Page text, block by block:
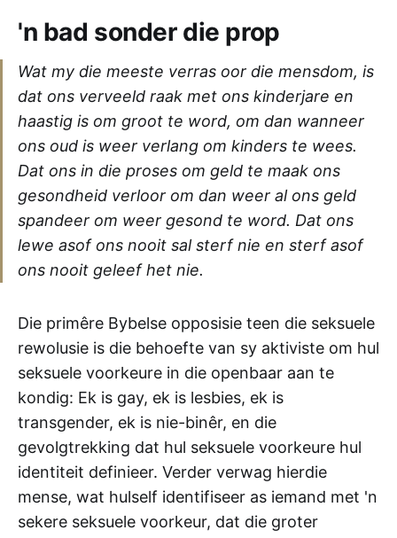
'n bad sonder die prop
Wat my die meeste verras oor die mensdom, is
dat ons verveeld raak met ons kinderjare en
haastig is om groot te word, om dan wanneer
ons oud is weer verlang om kinders te wees.
Dat ons in die proses om geld te maak ons
gesondheid verloor om dan weer al ons geld
spandeer om weer gesond te word. Dat ons
lewe asof ons nooit sal sterf nie en sterf asof
ons nooit geleef het nie.
Die primêre Bybelse opposisie teen die seksuele
rewolusie is die behoefte van sy aktiviste om hul
seksuele voorkeure in die openbaar aan te
kondig: Ek is gay, ek is lesbies, ek is
transgender, ek is nie-binêr, en die
gevolgtrekking dat hul seksuele voorkeure hul
identiteit definieer. Verder verwag hierdie
mense, wat hulself identifiseer as iemand met 'n
sekere seksuele voorkeur, dat die groter